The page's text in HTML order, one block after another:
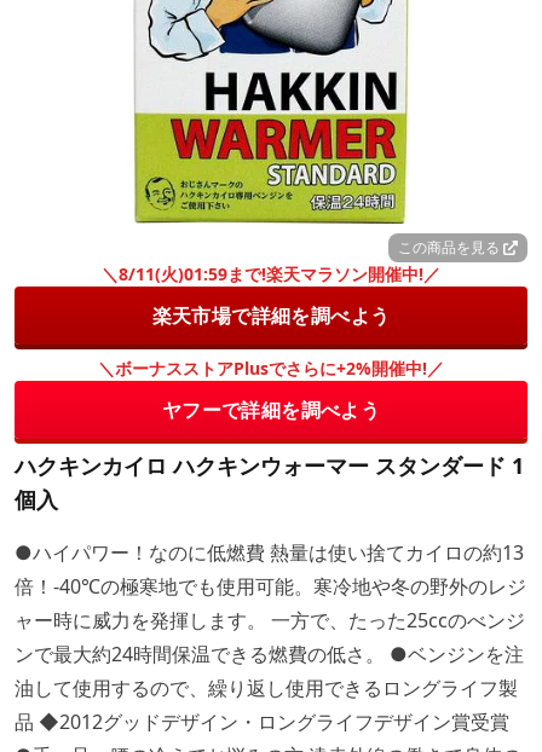
この商品を見る
＼8/11(火)01:59まで!楽天マラソン開催中!／
楽天市場で詳細を調べよう
＼ボーナスストアPlusでさらに+2%開催中!／
ヤフーで詳細を調べよう
ハクキンカイロ ハクキンウォーマー スタンダード 1
個入
●ハイパワー！なのに低燃費 熱量は使い捨てカイロの約13
倍！-40℃の極寒地でも使用可能。寒冷地や冬の野外のレジ
ャー時に威力を発揮します。 一方で、たった25ccのべンジ
ンで最大約24時間保温できる燃費の低さ。 ●ベンジンを注
油して使用するので、繰り返し使用できるロングライフ製
品 ◆2012グッドデザイン・ロングライフデザイン賞受賞